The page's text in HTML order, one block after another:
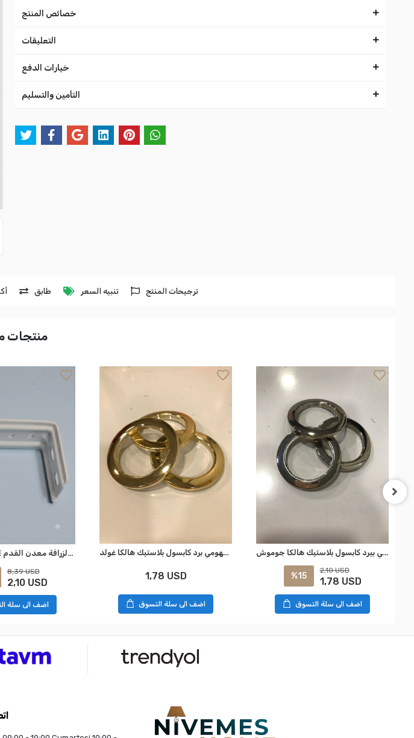
خصائص المنتج
التعليقات
خيارات الدفع
التأمين والتسليم
طابق تنبيه السعر ترجيحات المنتج
منتجات
NIVEMESHOME أداة تركيب حائط ستور الزرافة معدن القدم L 7 سم
8,39 USD
2,10 USD
اضف الى سلة
نيفيمسهومي برد كابسول بلاستيك هالكا غولد
1,78 USD
اضف الى سلة التسوق
نيفيمشومي بيرد كابسول بلاستيك هالكا جوموش
%15
2,10 USD
1,78 USD
اضف الى سلة التسوق